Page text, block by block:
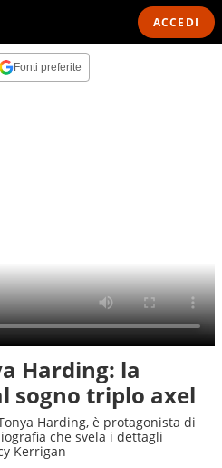
ACCEDI
Fonti preferite
Harding: la
sogno triplo axel
Harding, è protagonista di
che svela i dettagli
Kerrigan